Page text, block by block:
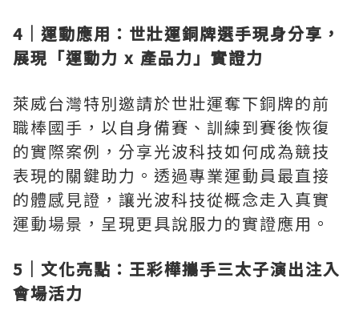
4｜運動應用：世壯運銅牌選手現身分享，
展現「運動力 x 產品力」實證力
萊威台灣特別邀請於世壯運奪下銅牌的前
職棒國手，以自身備賽、訓練到賽後恢復
的實際案例，分享光波科技如何成為競技
表現的關鍵助力。透過專業運動員最直接
的體感見證，讓光波科技從概念走入真實
運動場景，呈現更具說服力的實證應用。
5｜文化亮點：王彩樺攜手三太子演出注入
會場活力